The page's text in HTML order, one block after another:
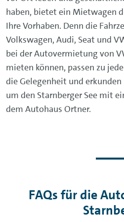
haben, bietet ein Mietwagen
Ihre Vorhaben. Denn die
Volkswagen, Audi, Seat und
bei der Autovermietung von
mieten können, passen zu
die Gelegenheit und
um den Starnberger See mit
dem Autohaus Ortner.
FAQs für die